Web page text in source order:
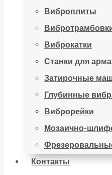
Виброплиты
Виброкатки
Станки для
Затирочные
Глубинные
Виброрейки
Мозаично-
Контакты